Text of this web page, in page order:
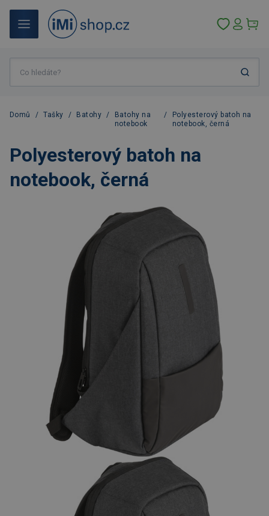
Domů / Tašky / Batohy /
Batohy na
notebook
/
Polyesterový batoh na
notebook, černá
Polyesterový batoh na
notebook, černá